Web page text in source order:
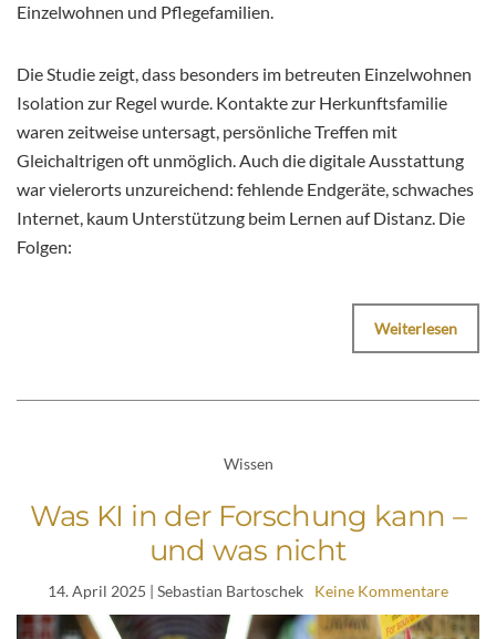
Einzelwohnen und Pflegefamilien.
Die Studie zeigt, dass besonders im betreuten Einzelwohnen
Isolation zur Regel wurde. Kontakte zur Herkunftsfamilie
waren zeitweise untersagt, persönliche Treffen mit
Gleichaltrigen oft unmöglich. Auch die digitale Ausstattung
war vielerorts unzureichend: fehlende Endgeräte, schwaches
Internet, kaum Unterstützung beim Lernen auf Distanz. Die
Folgen:
Weiterlesen
Wissen
Was KI in der Forschung kann –
und was nicht
14. April 2025 | Sebastian Bartoschek Keine Kommentare